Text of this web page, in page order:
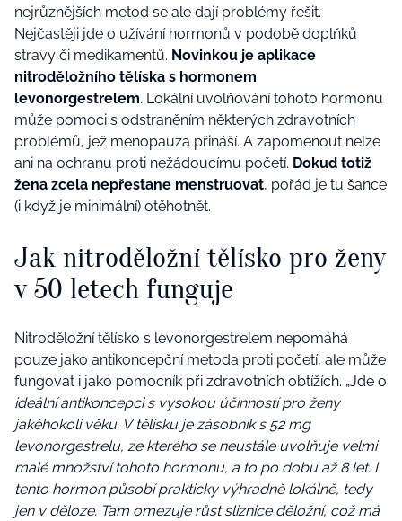
nejrůznějších metod se ale dají problémy řešit.
Nejčastěji jde o užívání hormonů v podobě doplňků
stravy či medikamentů. Novinkou je aplikace
nitroděložního tělíska s hormonem
levonorgestrelem. Lokální uvolňování tohoto hormonu
může pomoci s odstraněním některých zdravotních
problémů, jež menopauza přináší. A zapomenout nelze
ani na ochranu proti nežádoucímu početí. Dokud totiž
žena zcela nepřestane menstruovat, pořád je tu šance
(i když je minimální) otěhotnět.
Jak nitroděložní tělísko pro ženy
v 50 letech funguje
Nitroděložní tělísko s levonorgestrelem nepomáhá
pouze jako antikoncepční metoda proti početí, ale může
fungovat i jako pomocník při zdravotních obtížích. „Jde o
ideální antikoncepci s vysokou účinností pro ženy
jakéhokoli věku. V tělísku je zásobník s 52 mg
levonorgestrelu, ze kterého se neustále uvolňuje velmi
malé množství tohoto hormonu, a to po dobu až 8 let. I
tento hormon působí prakticky výhradně lokálně, tedy
jen v děloze. Tam omezuje růst sliznice děložní, což má